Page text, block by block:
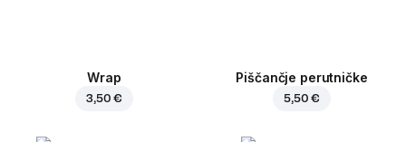
Wrap
3,50 €
Piščančje perutničke
5,50 €